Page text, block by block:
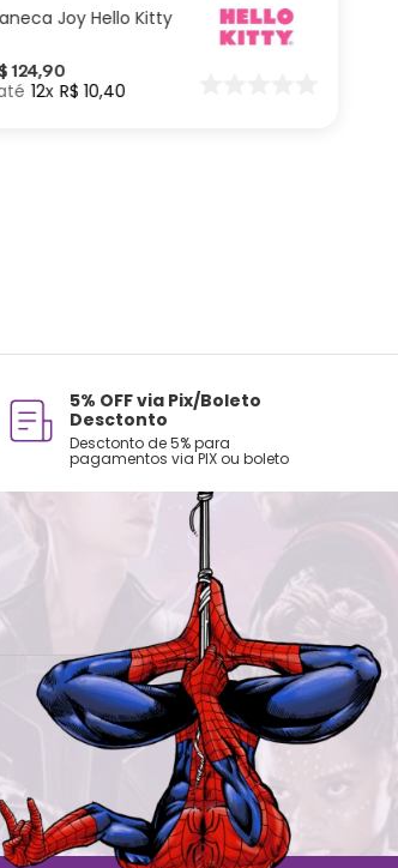
Joy Hello Kitty
124,90
12 R$ 10,40
5% OFF via Pix/Boleto
Desctonto
Desctonto de 5% para
pagamentos via PIX ou boleto